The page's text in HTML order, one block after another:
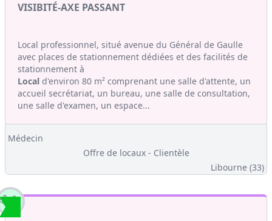
VISIBITÉ-AXE PASSANT
Local professionnel, situé avenue du Général de Gaulle
avec places de stationnement dédiées et des facilités de
stationnement à
Local d'environ 80 m² comprenant une salle d'attente, un
accueil secrétariat, un bureau, une salle de consultation,
une salle d'examen, un espace...
Médecin
Offre de locaux - Clientèle
Libourne (33)